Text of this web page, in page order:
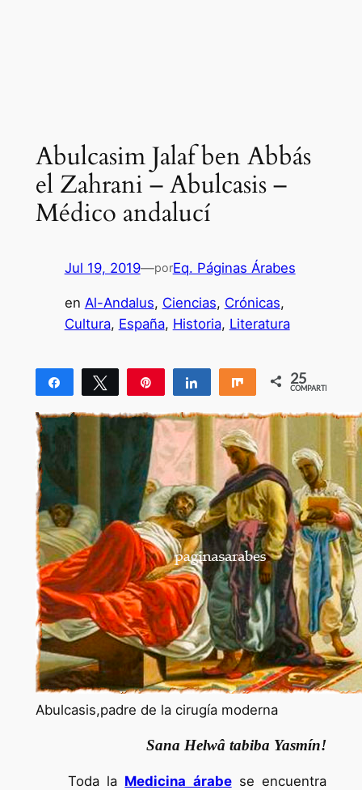
Abulcasim Jalaf ben Abbás
el Zahrani – Abulcasis –
Médico andalucí
Jul 19, 2019—porEq. Páginas Árabes
en Al-Andalus, Ciencias, Crónicas
Cultura, España, Historia, Literatura
Compartir Twittear Compartir Compartir
25
COMPARTIR
Abulcasis,padre de la cirugía moderna
Sana Helwâ tabiba Yasmín!
Toda la Medicina árabese encuentra